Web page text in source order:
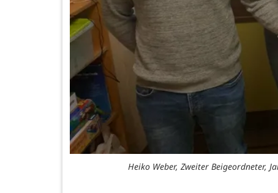
Heiko Weber, Zweiter Beigeordneter,